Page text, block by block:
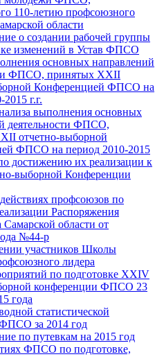
110-летию профсоюзного
области
о создании рабочей группы
изменений в Устав ФПСО
основных направлений
ФПСО, принятых XXII
Конференцией ФПСО на
г.г.
выполнения основных
деятельности ФПСО,
отчетно-выборной
ФПСО на период 2010-2015
достижению их реализации к
выборной Конференции
профсоюзов по
Распоряжения
Самарской области от
№44-р
участников Школы
лидера
по подготовке XXIV
конференции ФПСО 23
года
статистической
ФПСО за 2014 год
по путевкам на 2015 год
ФПСО по подготовке,